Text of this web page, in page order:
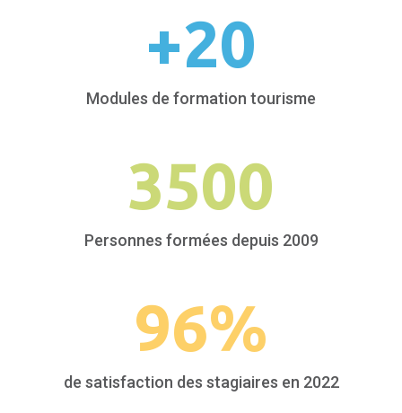
+20
Modules de formation tourisme
3500
Personnes formées depuis 2009
96%
de satisfaction des stagiaires en 2022